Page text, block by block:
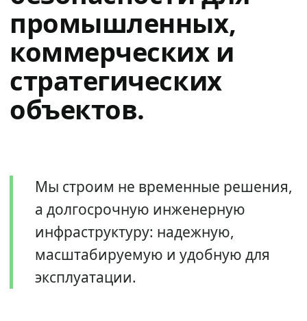
промышленных,
коммерческих и
стратегических
объектов.
Мы строим не временные решения,
а долгосрочную инженерную
инфраструктуру: надежную,
масштабируемую и удобную для
эксплуатации.